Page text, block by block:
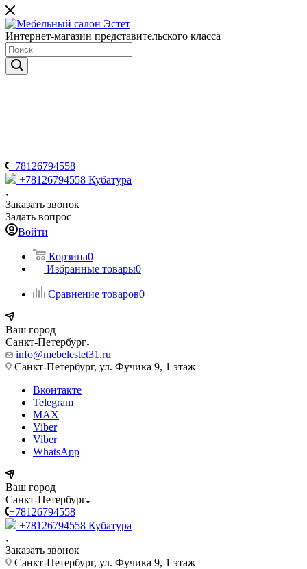
Интернет-магазин представительского класса
+78126794558
+78126794558 Кубатура
Заказать звонок
Задать вопрос
Войти
Корзина0
Избранные товары0
Сравнение товаров0
Ваш город
Санкт-Петербург
info@mebelestet31.ru
Санкт-Петербург, ул. Фучика 9, 1 этаж
Вконтакте
Telegram
MAX
Viber
Viber
WhatsApp
Ваш город
Санкт-Петербург
+78126794558
+78126794558 Кубатура
Заказать звонок
Санкт-Петербург, ул. Фучика 9, 1 этаж